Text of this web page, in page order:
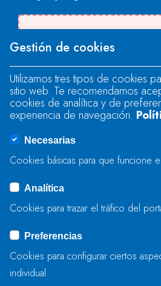
"text".
Se produjo un error al
"text".
Se produjo un error al
ENVIAR
Gestión de cookies
Utilizamos tres tipos de cookies
sitio web. Te recomendamos
cookies de analítica y de
experiencia de navegación.
Necesarias
Cookies básicas para que funcione
Analítica
Cookies para trazar el tráfico del
Preferencias
Cookies para configurar ciertos
individual